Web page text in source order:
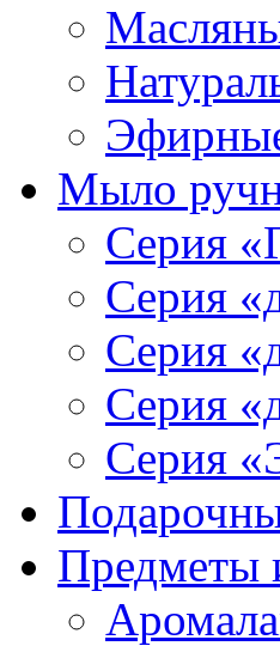
Мыло
Серия
Серия
Серия
Серия
Серия
Предметы